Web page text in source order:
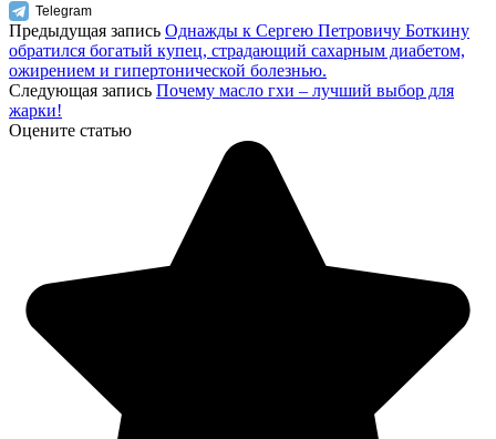
Telegram
Предыдущая запись Однажды к Сергею Петровичу Боткину
обратился богатый купец, страдающий сахарным диабетом,
ожирением и гипертонической болезнью.
Следующая запись Почему масло гхи – лучший выбор для
жарки!
Оцените статью